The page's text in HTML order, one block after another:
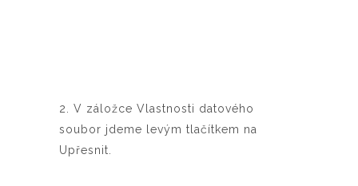
2. V záložce Vlastnosti datového
soubor jdeme levým tlačítkem na
Upřesnit.